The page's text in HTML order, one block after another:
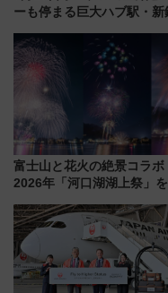
ーも停まる巨大ハブ駅・
富士山と花火の絶景コラボ
2026年「河口湖湖上祭」
ススメ